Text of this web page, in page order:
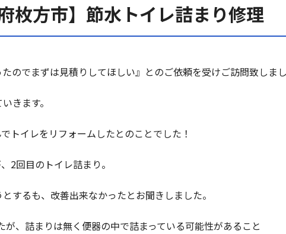
枚方市】節水トイレ詰まり修理
のでまずは見積りしてほしい』とのご依頼を受けご訪問致しま
きます。
トイレをリフォームしたとのことでした！
2回目のトイレ詰まり。
するも、改善出来なかったとお聞きしました。
、詰まりは無く便器の中で詰まっている可能性があること